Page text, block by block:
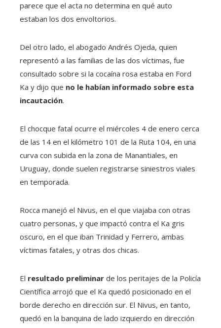
parece que el acta no determina en qué auto
estaban los dos envoltorios.
Del otro lado, el abogado Andrés Ojeda, quien
representó a las familias de las dos víctimas, fue
consultado sobre si la cocaína rosa estaba en Ford
Ka y dijo que no le habían informado sobre esta
incautación.
El chocque fatal ocurre el miércoles 4 de enero cerca
de las 14 en el kilómetro 101 de la Ruta 104, en una
curva con subida en la zona de Manantiales, en
Uruguay, donde suelen registrarse siniestros viales
en temporada.
Rocca manejó el Nivus, en el que viajaba con otras
cuatro personas, y que impactó contra el Ka gris
oscuro, en el que iban Trinidad y Ferrero, ambas
víctimas fatales, y otras dos chicas.
El resultado preliminar de los peritajes de la Policía
Científica arrojó que el Ka quedó posicionado en el
borde derecho en dirección sur. El Nivus, en tanto,
quedó en la banquina de lado izquierdo en dirección